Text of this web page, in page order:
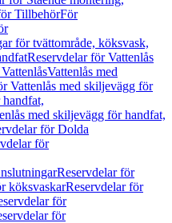
TillbehörFör
för tvättområde, köksvask,
Reservdelar för Vattenlås
Vattenlås med
Vattenlås med skiljevägg för
med skiljevägg för handfat,
för Dolda
för
Reservdelar för
köksvaskarReservdelar för
för
för